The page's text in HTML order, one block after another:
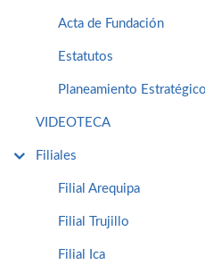
Acta de Fundación
Estatutos
Planeamiento Estratégico
VIDEOTECA
Filiales
Filial Arequipa
Filial Trujillo
Filial Ica